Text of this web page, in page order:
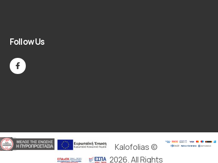
Follow Us
Kalofolias ©
2026. All Rights